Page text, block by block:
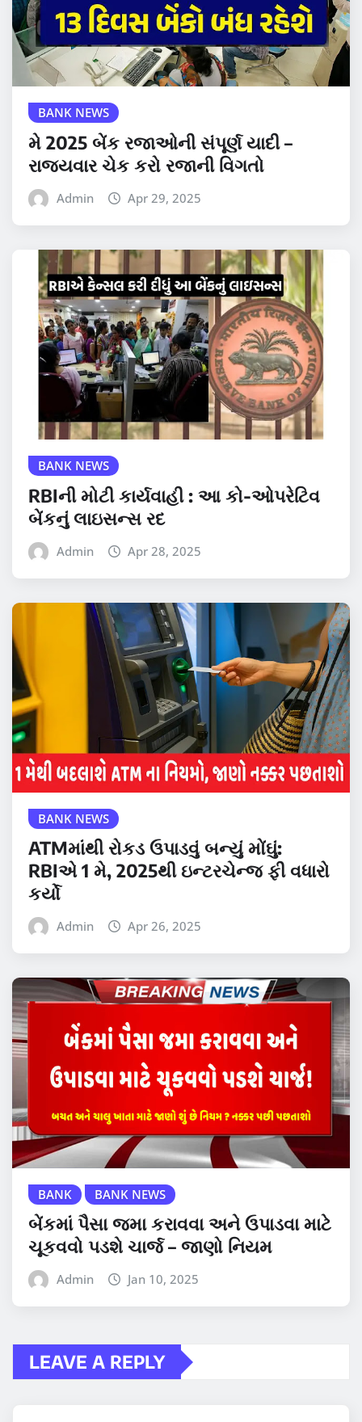
BANK NEWS
મે 2025 બેંક રજાઓની સંપૂર્ણ યાદી –
રાજ્યવાર ચેક કરો રજાની વિગતો
Admin Apr 29, 2025
BANK NEWS
RBIની મોટી કાર્યવાહી : આ કો-ઓપરેટિવ
બેંકનું લાઇસન્સ રદ
Admin Apr 28, 2025
BANK NEWS
ATMમાંથી રોકડ ઉપાડવું બન્યું મોંઘું:
RBIએ 1 મે, 2025થી ઇન્ટરચેન્જ ફી વધારો
કર્યો
Admin Apr 26, 2025
BANK BANK NEWS
બેંકમાં પૈસા જમા કરાવવા અને ઉપાડવા માટે
ચૂકવવો પડશે ચાર્જ – જાણો નિયમ
Admin Jan 10, 2025
LEAVE A REPLY